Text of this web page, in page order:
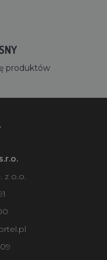
produktów
z o.o.